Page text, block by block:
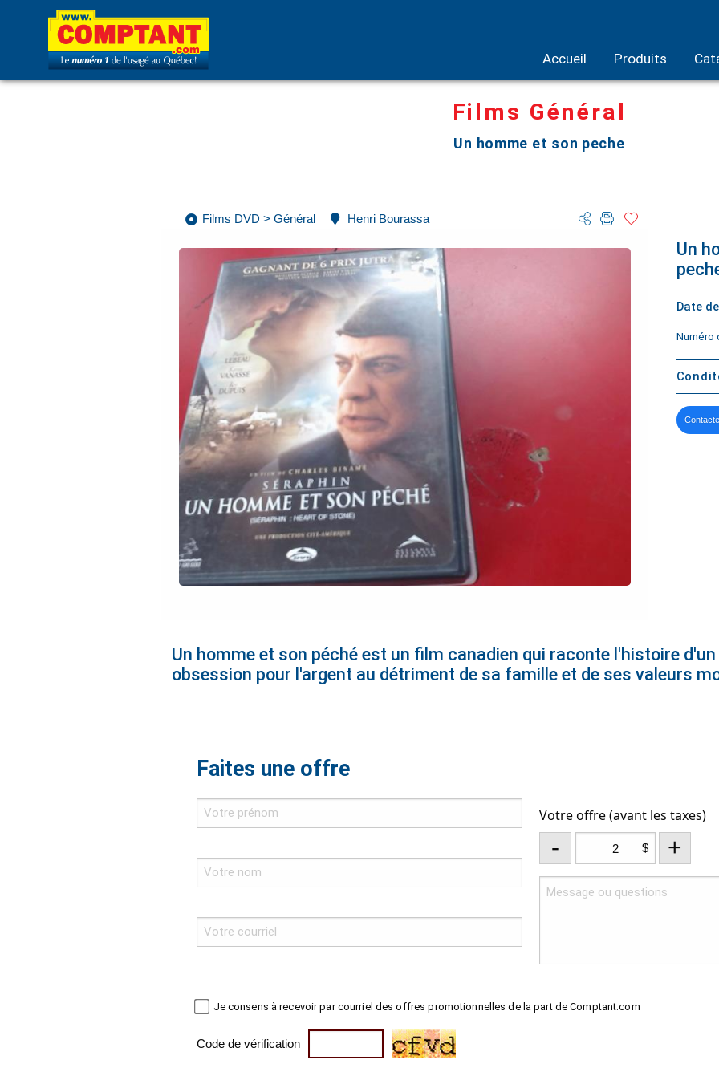
Accueil Produits
Films Général
Un homme et son peche
Films DVD > Général Henri Bourassa
Un
Date
Numéro
Un homme et son péché est un film canadien qui raconte l'histoire
obsession pour l'argent au détriment de sa famille et de ses valeurs
Faites une offre
Votre offre (avant les taxes)
- $ +
Je consens à recevoir par courriel des offres promotionnelles de la part de Comptant.com
Code de vérification